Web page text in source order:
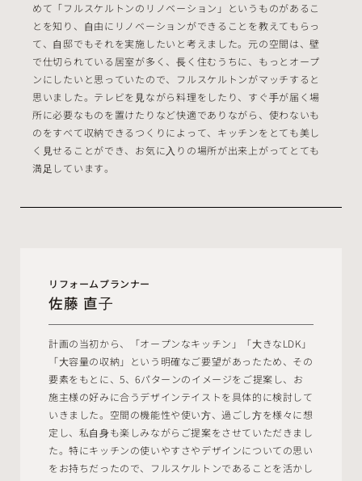
めて「フルスケルトンのリノベーション」というものがあるこ
とを知り、⾃由にリノベーションができることを教えてもらっ
て、⾃邸でもそれを実施したいと考えました。元の空間は、壁
で仕切られている居室が多く、⻑く住むうちに、もっとオープ
ンにしたいと思っていたので、フルスケルトンがマッチすると
思いました。テレビを⾒ながら料理をしたり、すぐ⼿が届く場
所に必要なものを置けたりなど快適でありながら、使わないも
のをすべて収納できるつくりによって、キッチンをとても美し
く⾒せることができ、お気に⼊りの場所が出来上がってとても
満⾜しています。
リフォームプランナー
佐藤 直⼦
計画の当初から、「オープンなキッチン」「⼤きなLDK」
「⼤容量の収納」という明確なご要望があったため、その
要素をもとに、5、6パターンのイメージをご提案し、お
施主様の好みに合うデザインテイストを具体的に検討して
いきました。空間の機能性や使い⽅、過ごし⽅を様々に想
定し、私⾃⾝も楽しみながらご提案をさせていただきまし
た。特にキッチンの使いやすさやデザインについての思い
をお持ちだったので、フルスケルトンであることを活かし